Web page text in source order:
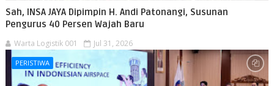
Sah, INSA JAYA Dipimpin H. Andi Patonangi, Susunan
Pengurus 40 Persen Wajah Baru
Warta Logistik 001 Jul 31, 2026
PERISTIWA